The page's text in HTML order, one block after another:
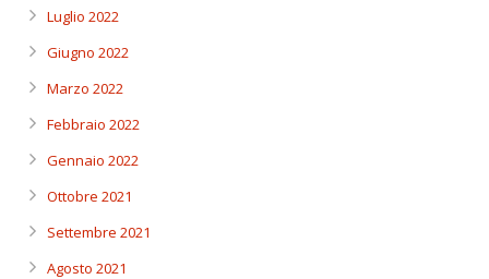
Luglio 2022
Giugno 2022
Marzo 2022
Febbraio 2022
Gennaio 2022
Ottobre 2021
Settembre 2021
Agosto 2021